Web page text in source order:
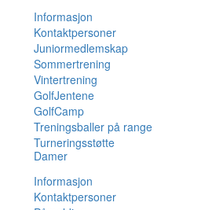
Informasjon
Kontaktpersoner
Juniormedlemskap
Sommertrening
Vintertrening
GolfJentene
GolfCamp
Treningsballer på range
Turneringsstøtte
Damer
Informasjon
Kontaktpersoner